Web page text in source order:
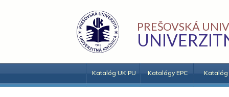
PREŠOVSKÁ
Katalóg UK PU Katalógy EPC Katalóg